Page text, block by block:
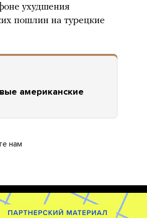
ухудшения
пошлин на турецкие
американские
нам